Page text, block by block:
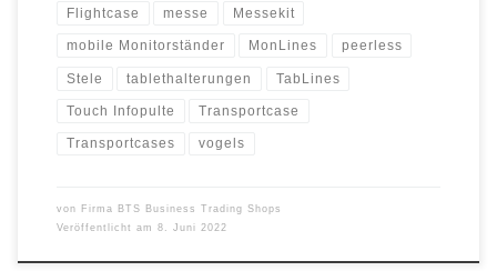
Flightcase messe Messekit
mobile Monitorständer MonLines peerless
Stele tablethalterungen TabLines
Touch Infopulte Transportcase
Transportcases vogels
von Firma BTS Business Trading Shops
Veröffentlicht am 8. Juni 2022